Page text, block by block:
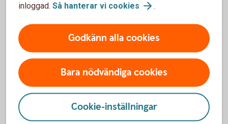
Fler pensionslösningar
Tjänstepension med depå
Extra pensionsavsättning
inloggad. Så hanterar vi cookies .
Godkänn alla cookies
Bara nödvändiga cookies
Cookie-inställningar